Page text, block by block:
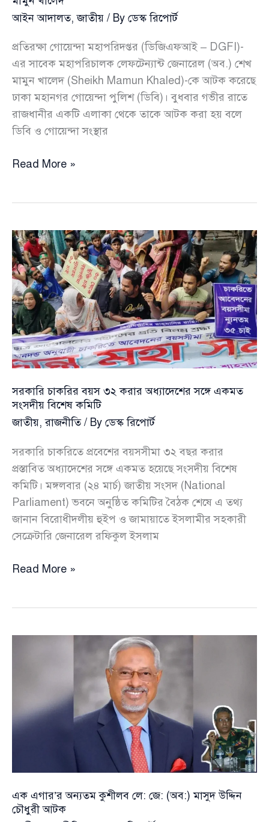
আইন আদালত,জাতীয় / By ডেস্ক রিপোর্ট
প্রতিরক্ষা গোয়েন্দা মহাপরিদপ্তর (ডিজিএফআই – DGFI)-
এর সাবেক মহাপরিচালক লেফটেন্যান্ট জেনারেল (অব.) শেখ
মামুন খালেদ (Sheikh Mamun Khaled)-কে আটক করেছে
ঢাকা মহানগর গোয়েন্দা পুলিশ (ডিবি)। বুধবার গভীর রাতে
রাজধানীর একটি এলাকা থেকে তাকে আটক করা হয় বলে
ডিবি ও গোয়েন্দা সংস্থার
এবার
মহাপরিচালক
শেখ
মামুন
খালেদ
Read More »
সরকারি চাকরির বয়স ৩২ করার অধ্যাদেশের সঙ্গে একমত
সংসদীয় বিশেষ কমিটি
জাতীয়,রাজনীতি/ By ডেস্ক রিপোর্ট
সরকারি চাকরিতে প্রবেশের বয়সসীমা ৩২ বছর করার
প্রস্তাবিত অধ্যাদেশের সঙ্গে একমত হয়েছে সংসদীয় বিশেষ
কমিটি। মঙ্গলবার (২৪ মার্চ) জাতীয় সংসদ (National
Parliament) ভবনে অনুষ্ঠিত কমিটির বৈঠক শেষে এ তথ্য
জানান বিরোধীদলীয় হুইপ ও জামায়াতে ইসলামীর সহকারী
সেক্রেটারি জেনারেল রফিকুল ইসলাম
সরকারি
করার
বিশেষ
Read More »
এক এগার’র অন্যতম কুশীলব লে: জে: (অব:) মাসুদ উদ্দিন
চৌধুরী আটক